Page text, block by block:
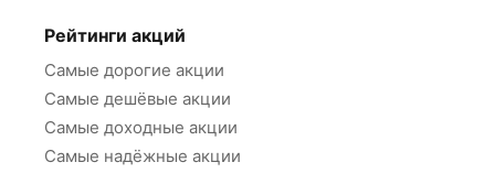
Рейтинги акций
Самые дорогие акции
Самые дешёвые акции
Самые доходные акции
Самые надёжные акции